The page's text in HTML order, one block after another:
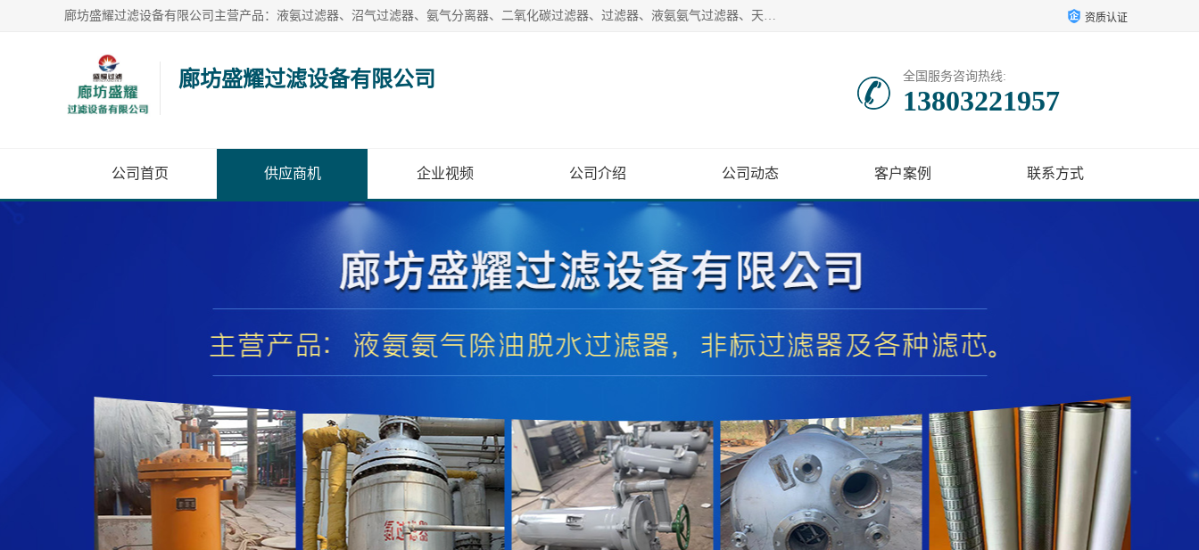
廊坊盛耀过滤设备有限公司主营产品：液氨过滤器、沼气过滤器、氨气分离器、二氧化碳过滤器、过滤器、液氨氨气过滤器、天然气过滤器、管道过滤器、*过滤器、液氨除油除水过滤器、氨气除油除水过滤器、焦炉煤气除焦油过滤器等。 资质认证
廊坊盛耀过滤设备有限公司 全国服务咨询热线:
13803221957
公司首页 供应商机 企业视频 公司介绍 公司动态 客户案例 联系方式